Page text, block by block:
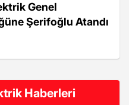
Genel
Şerifoğlu Atandı
Haberleri